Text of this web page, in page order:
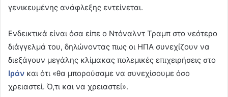
γενικευμένης ανάφλεξης εντείνεται.
Ενδεικτικά είναι όσα είπε ο Ντόναλντ Τραμπ στο νεότερο
διάγγελμά του, δηλώνοντας πως οι ΗΠΑ συνεχίζουν να
διεξάγουν μεγάλης κλίμακας πολεμικές επιχειρήσεις στο
Ιράν και ότι «θα μπορούσαμε να συνεχίσουμε όσο
χρειαστεί. Ό,τι και να χρειαστεί».